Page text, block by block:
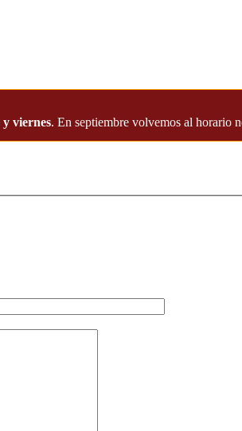
y viernes. En septiembre volvemos al horario